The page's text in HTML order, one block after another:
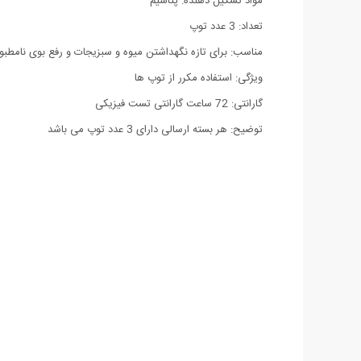
تعداد: 3 عدد توپ
مناسب: برای تازه نگهداشتن میوه و سبزیجات و رفع بوی
ویژگی: استفاده مکرر از توپ ها
گارانتی: 72 ساعت گارانتی تست فیزیکی
توضیح: هر بسته ارسالی دارای 3 عدد توپ می باشد